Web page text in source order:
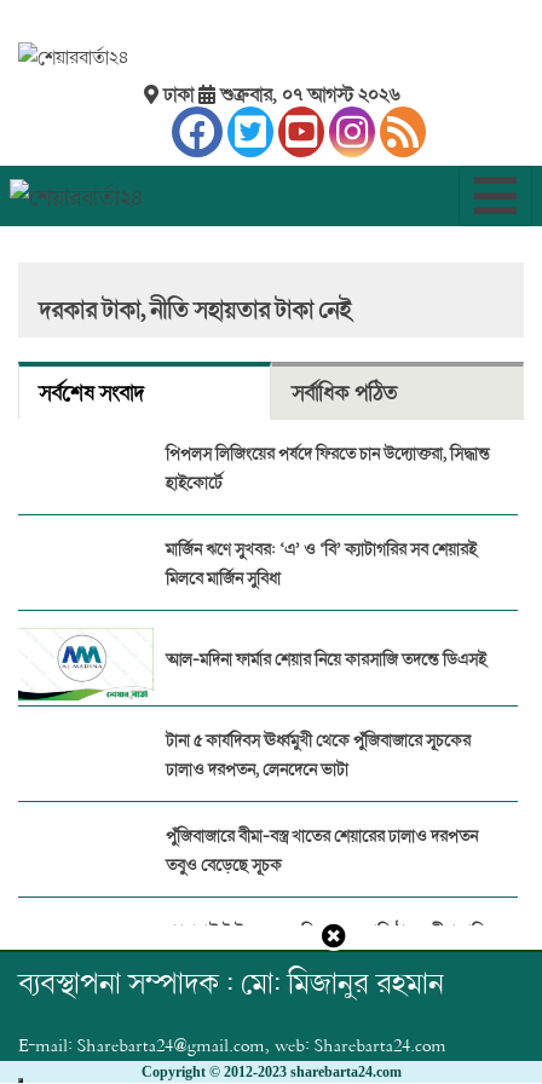
ঢাকা শুক্রবার, ০৭ আগস্ট ২০২৬
দরকার টাকা, নীতি সহায়তার টাকা নেই
সর্বশেষ সংবাদ সর্বাধিক পঠিত
পিপলস লিজিংয়ের পর্ষদে ফিরতে চান উদ্যোক্তরা, সিদ্ধান্ত
হাইকোর্টে
মার্জিন ঋণে সুখবর: ‘এ’ ও ‘বি’ ক্যাটাগরির সব শেয়ারই
মিলবে মার্জিন সুবিধা
আল-মদিনা ফার্মার শেয়ার নিয়ে কারসাজি তদন্তে ডিএসই
টানা ৫ কার্যদিবস ঊর্ধ্বমুখী থেকে পুঁজিবাজারে সূচকের
ঢালাও দরপতন, লেনদেনে ভাটা
পুঁজিবাজারে বীমা-বস্ত্র খাতের শেয়ারের ঢালাও দরপতন
তবুও বেড়েছে সূচক
প্যারামাউন্ট ইন্স্যুরেন্সের বিরুদ্ধে ১৭ প্রতিষ্ঠানের বীমা দাবির
অর্থ আত্মসাত
জোরদার বিএসইসির
ব্যবস্থাপনা সম্পাদক : মো: মিজানুর রহমান
E-mail: Sharebarta24@gmail.com, web: Sharebarta24.com
Copyright © 2012-2023 sharebarta24.com